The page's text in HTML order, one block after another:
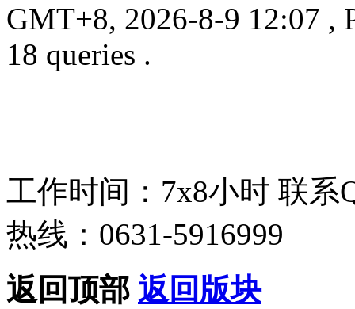
GMT+8, 2026-8-9 12:07 ,
18 queries .
工作时间：7x8小时 联系
热线：0631-5916999
返回顶部 返回版块